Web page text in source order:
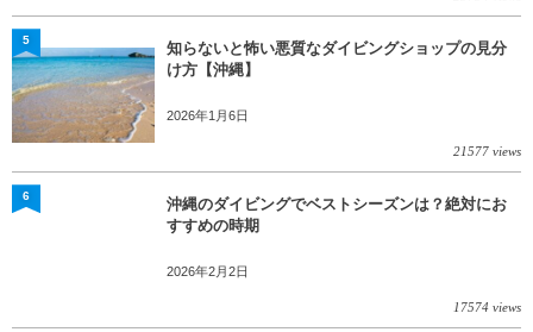
知らないと怖い悪質なダイビングショップの見分
け方【沖縄】
2026年1月6日
21577 views
5
沖縄のダイビングでベストシーズンは？絶対にお
すすめの時期
2026年2月2日
17574 views
6